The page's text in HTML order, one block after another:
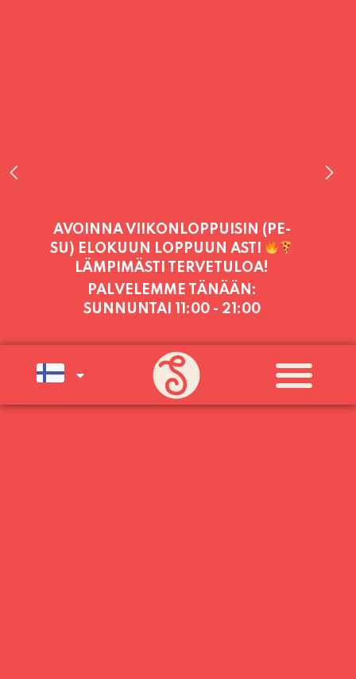
PALVELEMME TÄNÄÄN:
SUNNUNTAI11:00 - 21:00
PALVELEMME PÄIVITTÄIN (MA-SU
KLO 11-21) SUNNUNTAIHIN 16.8.
AVOINNA VIIKONLOPPUISIN (PE-
SU) ELOKUUN LOPPUUN ASTI
LÄMPIMÄSTI TERVETULOA!